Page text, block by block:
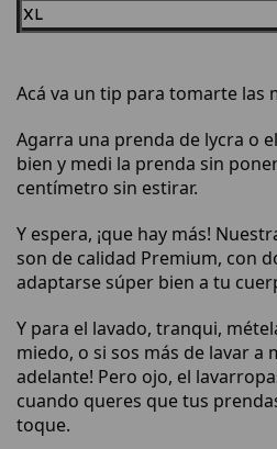
XL
Acá va un tip para tomarte las
Agarra una prenda de lycra o
bien y medi la prenda sin
centímetro sin estirar.
Y espera, ¡que hay más!
son de calidad Premium, con
adaptarse súper bien a tu
Y para el lavado, tranqui,
miedo, o si sos más de lavar a
adelante! Pero ojo, el
cuando queres que tus
toque.